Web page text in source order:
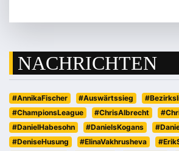
NACHRICHTEN
#AnnikaFischer #Auswärtssieg
#ChampionsLeague
#ChrisAlbrecht
#DanielHabesohn
#DanielsKogans
#DeniseHusung
#ElinaVakhrusheva